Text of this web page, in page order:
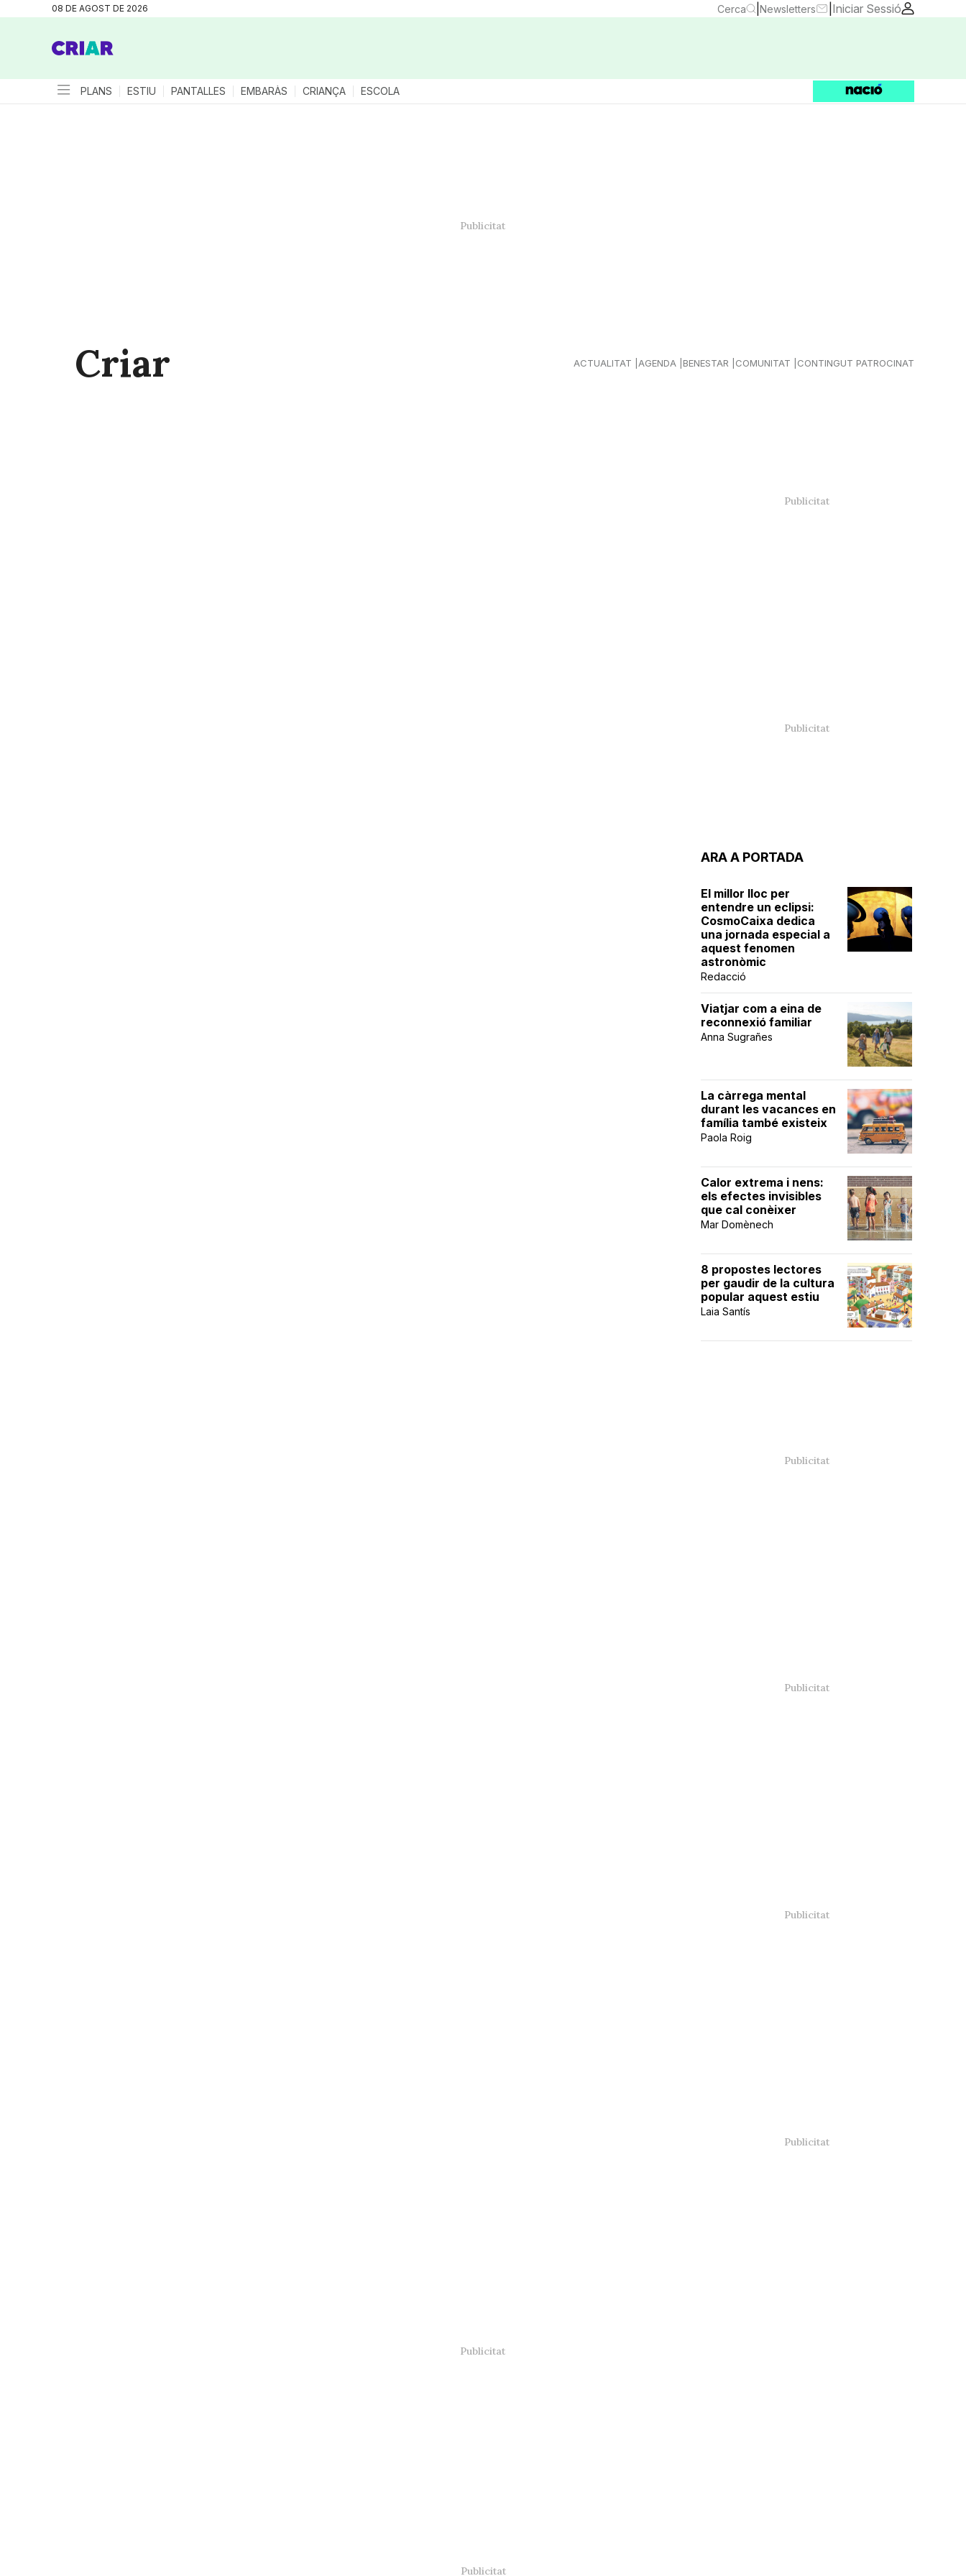
08 DE AGOST DE 2026 Cerca Newsletters Iniciar Sessió
PLANS ESTIU PANTALLES EMBARÀS CRIANÇA ESCOLA
Criar ACTUALITAT AGENDA BENESTAR COMUNITAT CONTINGUT PATROCINAT
ARA A PORTADA
El millor lloc per
entendre un eclipsi:
CosmoCaixa dedica
una jornada especial a
aquest fenomen
astronòmic
Redacció
Viatjar com a eina de
reconnexió familiar
Anna Sugrañes
La càrrega mental
durant les vacances en
família també existeix
Paola Roig
Calor extrema i nens:
els efectes invisibles
que cal conèixer
Mar Domènech
8 propostes lectores
per gaudir de la cultura
popular aquest estiu
Laia Santís